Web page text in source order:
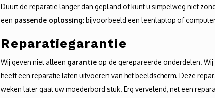
Duurt de reparatie langer dan gepland of kunt u simpelweg niet
een passende oplossing: bijvoorbeeld een leenlaptop of
Reparatiegarantie
Wij geven niet alleen garantie op de gerepareerde onderdelen. Wij
heeft een reparatie laten uitvoeren van het beeldscherm. Deze
weken later gaat uw moederbord stuk. Erg vervelend, net een